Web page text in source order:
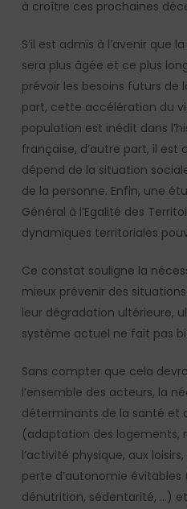
à croître ces prochaines
S’il est admis à l’avenir que
sera plus âgée et ce plus
prévoir les besoins futurs de
part, cette accélération du
population est inédit dans
française, d’autre part, il
dépend de la situation
de la personne. Enfin, une
Général à l’Egalité des
dynamiques territoriales
Ce constat souligne la
mieux prévenir des
leur dégradation ultérieure,
système actuel ne fait pas
Sans compter que cela
l’ensemble des acteurs, la
déterminants de la santé et
(adaptation des logements,
l’activité physique, aux
perte d’autonomie
dénutrition, sédentarité, …)